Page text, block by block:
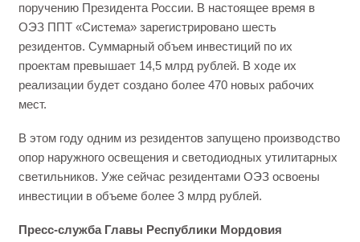
поручению Президента России. В настоящее время в
ОЭЗ ППТ «Система» зарегистрировано шесть
резидентов. Суммарный объем инвестиций по их
проектам превышает 14,5 млрд рублей. В ходе их
реализации будет создано более 470 новых рабочих
мест.
В этом году одним из резидентов запущено производство
опор наружного освещения и светодиодных утилитарных
светильников. Уже сейчас резидентами ОЭЗ освоены
инвестиции в объеме более 3 млрд рублей.
Пресс-служба Главы Республики Мордовия